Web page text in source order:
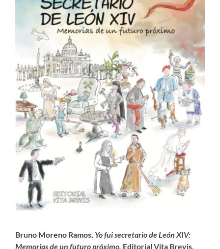
Bruno Moreno Ramos, Yo fui secretario de León XIV:
Memorias de un futuro próximo, Editorial Vita Brevis,